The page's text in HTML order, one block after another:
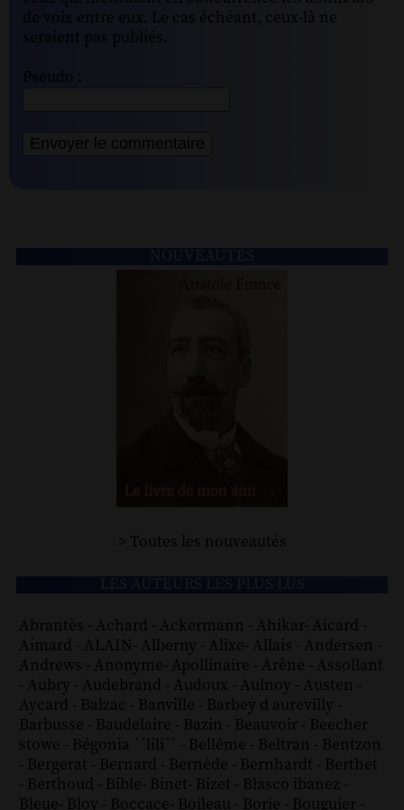
de voix entre eux. Le cas échéant, ceux-là ne
seraient pas publiés.
Pseudo :
> Toutes les nouveautés
Abrantès - Achard - Ackermann - Ahikar- Aicard -
Aimard - ALAIN- Alberny - Alixe- Allais - Andersen -
Andrews - Anonyme- Apollinaire - Arène - Assollant
- Aubry - Audebrand - Audoux - Aulnoy - Austen -
Aycard - Balzac - Banville - Barbey d aurevilly -
Barbusse - Baudelaire - Bazin - Beauvoir - Beecher
stowe - Bégonia ´´lili´´ - Bellême - Beltran - Bentzon
- Bergerat - Bernard - Bernède - Bernhardt - Berthet
- Berthoud - Bible- Binet- Bizet - Blasco ibanez -
Bleue- Bloy - Boccace- Boileau - Borie - Bouguier -